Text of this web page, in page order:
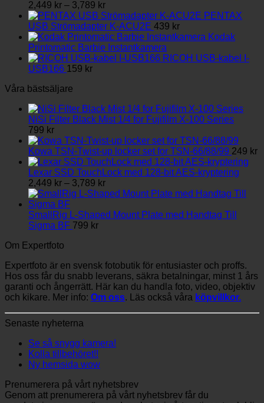
produktsidan
2,449 kr – 3,789 krPrisintervall:
2,449 kr
till
3,789 kr
PENTAX
USB Strömadapter K-ACU2E 439 kr
Kodak
Printomatic Barbie Instantkamera
RICOH USB-kabel I-
USB166 159 kr
Våra bästsäljare
NiSi Filter Black Mist 1/4 for Fujifilm X-100 Series
799 kr
Kowa TSN-Twist-up locker set for TSN-66/88/99 249 kr
Lexar SSD TouchLock med 128-bit AES-kryptering
2,449 kr – 3,789 krPrisintervall:
2,449 kr
3,789 kr
SmallRig L-Shaped Mount Plate med Handtag Till
Sigma BF 799 kr
Om Expertfoto
Expertfoto är en svensk fotobutik för entusiaster och proffs.
Hos oss får du snabb leverans, säkra betalningar, minst 1 års
garanti och ångerrätt. Här kan du handla foto, video, objektiv
och kikare. Mer info: Om oss. Läs också våra köpvillkor.
Senaste nyheterna
Se så snygg kamera!
Kolla tillbehöret!!
Ny hemsida wow
Prenumerera på vårt nyhetsbrev
Genom att prenumerera på vårt nyhetsbrev får du